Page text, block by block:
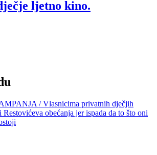
ljetno kino.
/ Vlasnicima privatnih dječjih
obećanja jer ispada da to što oni